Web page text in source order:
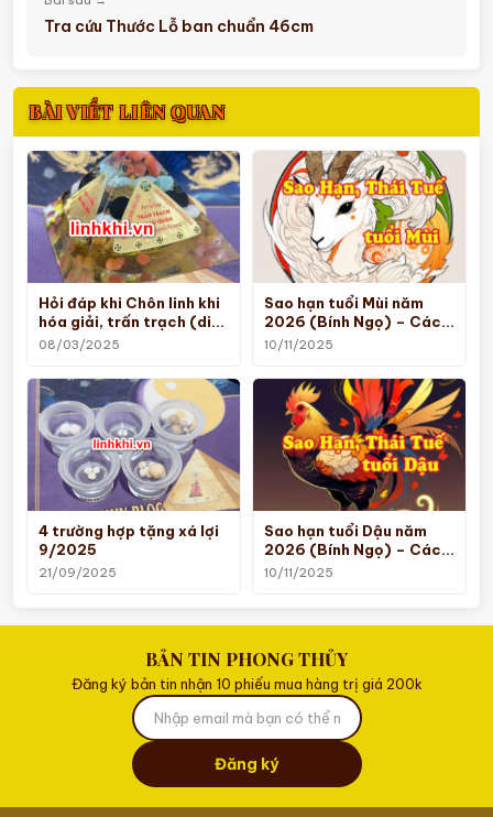
Tra cứu Thước Lỗ ban chuẩn 46cm
BÀI VIẾT LIÊN QUAN
Hỏi đáp khi Chôn linh khi
hóa giải, trấn trạch (di
cung, kim tự tháp)
08/03/2025
Sao hạn tuổi Mùi năm
2026 (Bính Ngọ) – Cách
giải hạn
10/11/2025
4 trường hợp tặng xá lợi
9/2025
21/09/2025
Sao hạn tuổi Dậu năm
2026 (Bính Ngọ) – Cách
giải hạn
10/11/2025
BẢN TIN PHONG THỦY
Đăng ký bản tin nhận 10 phiếu mua hàng trị giá 200k
Đăng ký